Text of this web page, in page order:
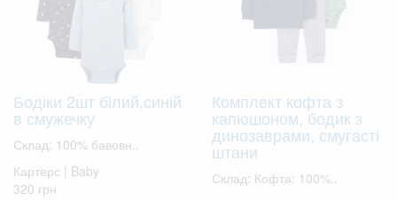
Бодіки 2шт білий,синій
в смужечку
Склад: 100% бавовн..
Картерс | Baby
320 грн
Комплект кофта з
капюшоном, бодик з
динозаврами, смугасті
штани
Склад: Кофта: 100%..